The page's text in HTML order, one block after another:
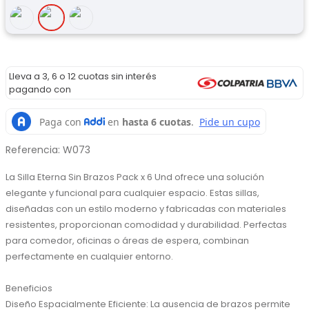
Lleva a 3, 6 o 12 cuotas sin interés
pagando con
Referencia: W073
La Silla Eterna Sin Brazos Pack x 6 Und ofrece una solución
elegante y funcional para cualquier espacio. Estas sillas,
diseñadas con un estilo moderno y fabricadas con materiales
resistentes, proporcionan comodidad y durabilidad. Perfectas
para comedor, oficinas o áreas de espera, combinan
perfectamente en cualquier entorno.
Beneficios
Diseño Espacialmente Eficiente: La ausencia de brazos permite